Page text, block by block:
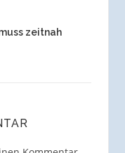
zeitnah